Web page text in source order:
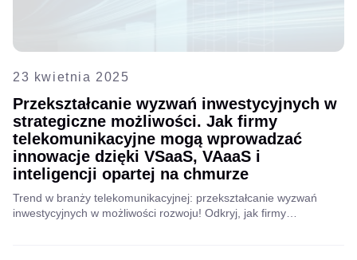
23 kwietnia 2025
Przekształcanie wyzwań inwestycyjnych w
strategiczne możliwości. Jak firmy
telekomunikacyjne mogą wprowadzać
innowacje dzięki VSaaS, VAaaS i
inteligencji opartej na chmurze
Trend w branży telekomunikacyjnej: przekształcanie wyzwań
inwestycyjnych w możliwości rozwoju! Odkryj, jak firmy